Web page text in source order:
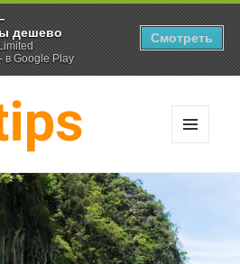
дешево
Google Play
Смотреть